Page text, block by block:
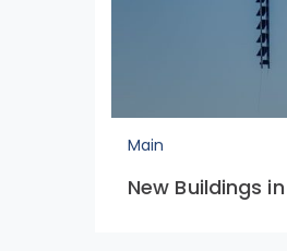
Main
New Buildings in